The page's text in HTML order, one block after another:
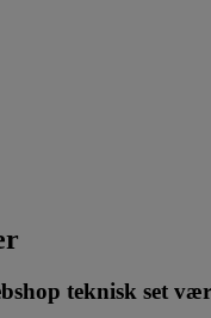
teknisk set